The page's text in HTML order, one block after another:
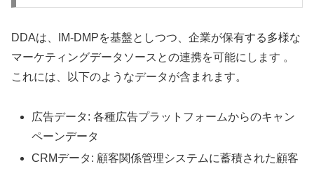
DDAは、IM-DMPを基盤としつつ、企業が保有する多様な
マーケティングデータソースとの連携を可能にします 。
これには、以下のようなデータが含まれます。
広告データ: 各種広告プラットフォームからのキャン
ペーンデータ
CRMデータ: 顧客関係管理システムに蓄積された顧客